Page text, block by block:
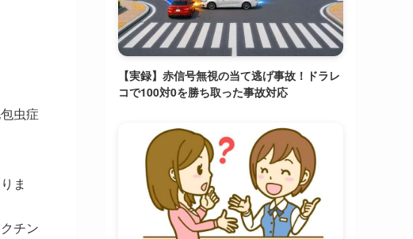
虫症
ま
チン
【実録】赤信号無視の当て逃げ事故！ドラレ
コで100対0を勝ち取った事故対応